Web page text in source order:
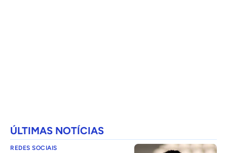
ÚLTIMAS NOTÍCIAS
REDES SOCIAIS